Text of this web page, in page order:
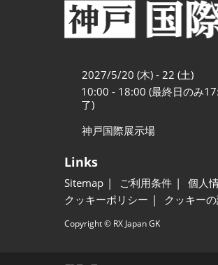
2027/5/20 (木) - 22 (土)
10:00 - 18:00 (最終日のみ
了)
神戸国際展示場
Links
Sitemap ご利用条件 個人
クッキーポリシー
クッキー
Copyright © RX Japan GK